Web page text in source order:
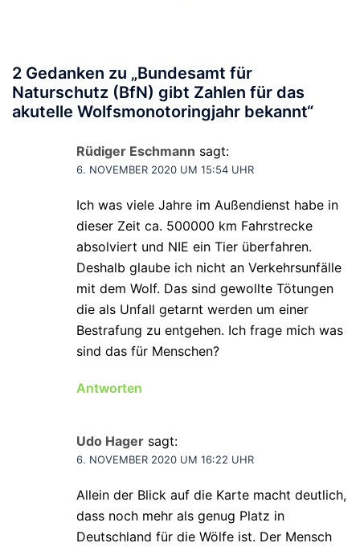
2 Gedanken zu „Bundesamt für
Naturschutz (BfN) gibt Zahlen für das
akutelle Wolfsmonotoringjahr bekannt“
Rüdiger Eschmann sagt:
6. NOVEMBER 2020 UM 15:54 UHR
Ich was viele Jahre im Außendienst habe in
dieser Zeit ca. 500000 km Fahrstrecke
absolviert und NIE ein Tier überfahren.
Deshalb glaube ich nicht an Verkehrsunfälle
mit dem Wolf. Das sind gewollte Tötungen
die als Unfall getarnt werden um einer
Bestrafung zu entgehen. Ich frage mich was
sind das für Menschen?
Antworten
Udo Hager sagt:
6. NOVEMBER 2020 UM 16:22 UHR
Allein der Blick auf die Karte macht deutlich,
dass noch mehr als genug Platz in
Deutschland für die Wölfe ist. Der Mensch